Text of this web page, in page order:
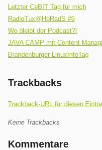
Letzter CeBIT Tag für mich
RadioTux@HoRadS #6
Wo bleibt der Podcast?!
JAVA CAMP mit Content
Brandenburger LinuxInfoTag
Trackbacks
Trackback-URL für diesen
Keine Trackbacks
Kommentare